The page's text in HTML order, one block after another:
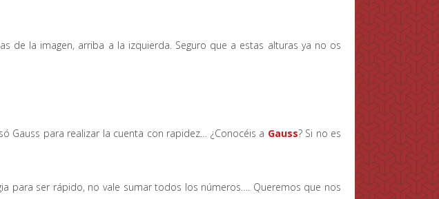
de la imagen, arriba a la izquierda. Seguro que a estas alturas ya no os
Gauss para realizar la cuenta con rapidez… ¿Conocéis a Gauss? Si no es
para ser rápido, no vale sumar todos los números…. Queremos que nos